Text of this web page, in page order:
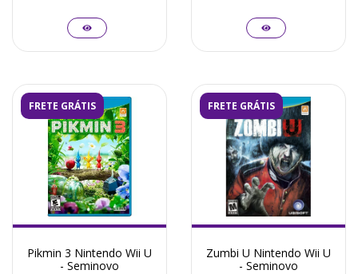
FRETE GRÁTIS
Pikmin 3 Nintendo Wii U
- Seminovo
FRETE GRÁTIS
Zumbi U Nintendo Wii U
- Seminovo